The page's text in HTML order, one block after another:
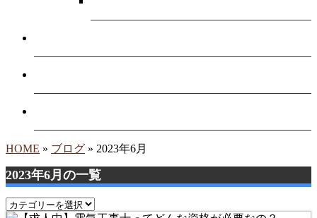
HOME » ブログ » 2023年6月
2023年6月の一覧